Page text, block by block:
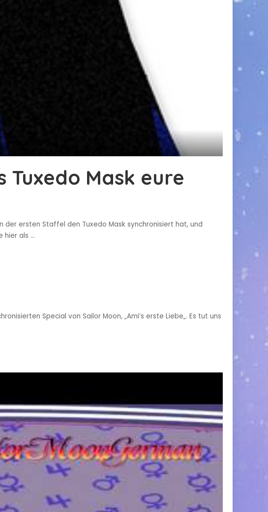
Mask eure
der ersten Staffel den Tuxedo Mask synchronisiert hat, und
hier als ...
Special von Sailor Moon, „Ami’s erste Liebe„. Es tut uns